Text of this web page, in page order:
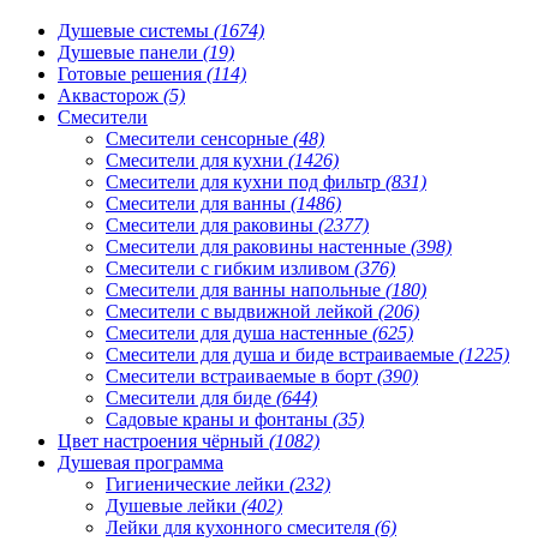
Душевые системы (1674)
Душевые панели (19)
Готовые решения (114)
Аквасторож (5)
Смесители
Смесители сенсорные (48)
Смесители для кухни (1426)
Смесители для кухни под фильтр (831)
Смесители для ванны (1486)
Смесители для раковины (2377)
Смесители для раковины настенные (398)
Смесители с гибким изливом (376)
Смесители для ванны напольные (180)
Смесители с выдвижной лейкой (206)
Смесители для душа настенные (625)
Смесители для душа и биде встраиваемые (1225)
Смесители встраиваемые в борт (390)
Смесители для биде (644)
Садовые краны и фонтаны (35)
Цвет настроения чёрный (1082)
Душевая программа
Гигиенические лейки (232)
Душевые лейки (402)
Лейки для кухонного смесителя (6)